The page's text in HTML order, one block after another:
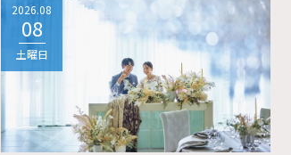
2026.08
08
土曜日